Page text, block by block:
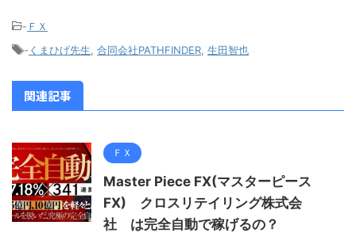
- ＦＸ
- くまひげ先生 合同会社PATHFINDER 生田智也
関連記事
ＦＸ
Master Piece FX(マスターピース
FX) クロスリテイリング株式会
社 は完全自動で稼げるの？